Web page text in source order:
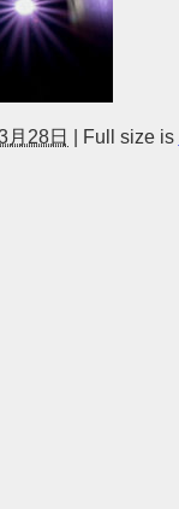
月28日 Full size is